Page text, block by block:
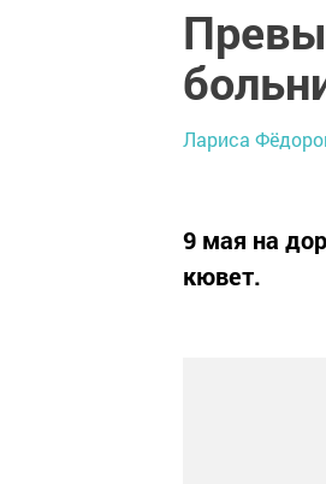
Лариса
9 мая на
кювет.